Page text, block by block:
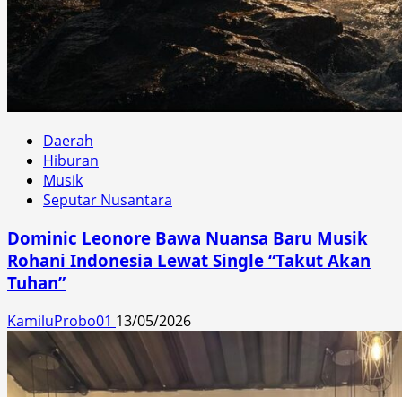
Daerah
Hiburan
Musik
Seputar Nusantara
Dominic Leonore Bawa Nuansa Baru Musik
Rohani Indonesia Lewat Single “Takut Akan
Tuhan”
KamiluProbo01 13/05/2026